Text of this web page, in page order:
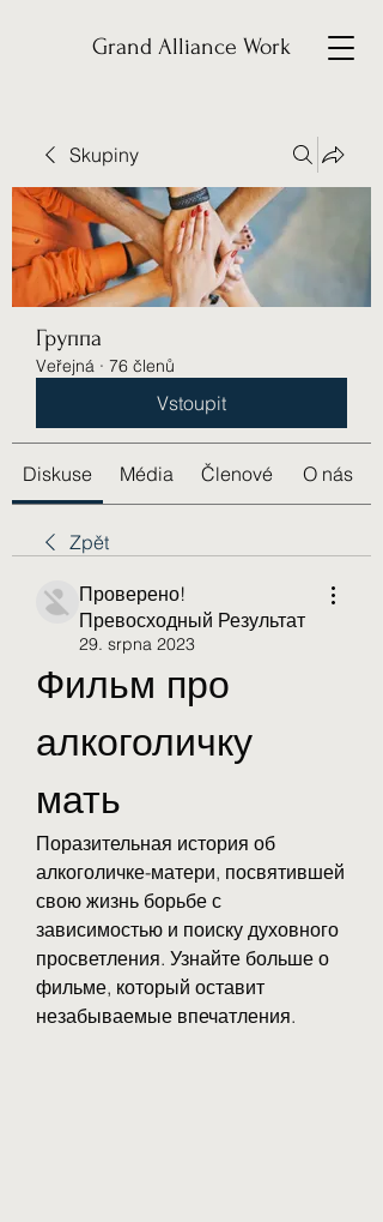
Grand Alliance Work
Skupiny
Группа
Veřejná · 76 členů
Vstoupit
Diskuse Média Členové O nás
Zpět
Проверено!
Превосходный Результат
29. srpna 2023
Фильм про
алкоголичку
мать
Поразительная история об
алкоголичке-матери, посвятившей
свою жизнь борьбе с
зависимостью и поиску духовного
просветления. Узнайте больше о
фильме, который оставит
незабываемые впечатления.